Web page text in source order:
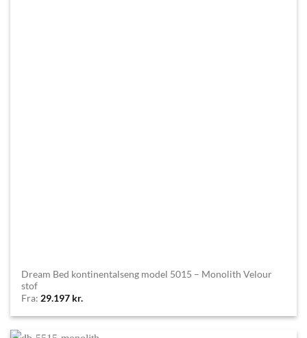
Dream Bed kontinentalseng model 5015 – Monolith Velour
stof
Fra: 29.197 kr.